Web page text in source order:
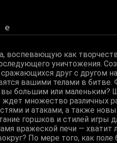
воспевающую как
уничтожения.
друг с другом на
вашими телами в
вы большим или маленьким?
ждет множество различных
и атаками, а также
горшков и стилей игры
вражеской печи — хватит
По мере того, как поле